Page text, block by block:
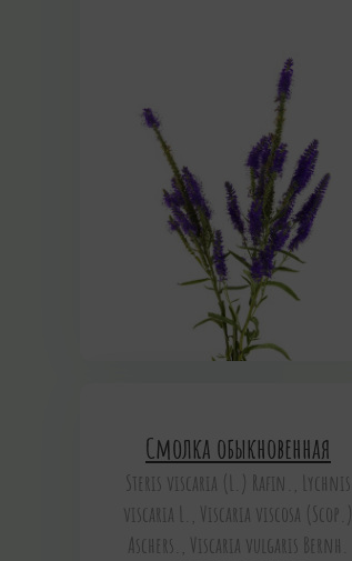
Смолка обыкновенная
Steris viscaria (L.) Rafin., Lychnis
viscaria L., Viscaria viscosa (Scop.)
Aschers., Viscaria vulgaris Bernh.